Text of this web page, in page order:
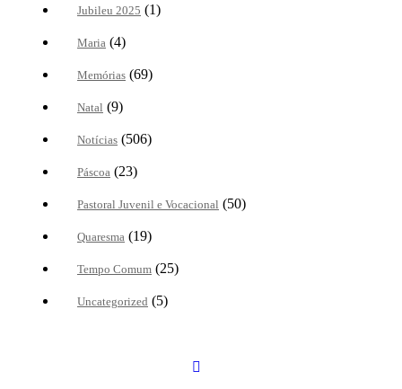
Jubileu 2025 (1)
Maria (4)
Memórias (69)
Natal (9)
Notícias (506)
Páscoa (23)
Pastoral Juvenil e Vocacional (50)
Quaresma (19)
Tempo Comum (25)
Uncategorized (5)